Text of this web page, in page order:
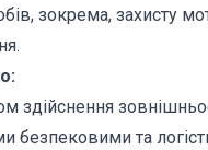
зокрема, захисту
здійснення
безпековими та